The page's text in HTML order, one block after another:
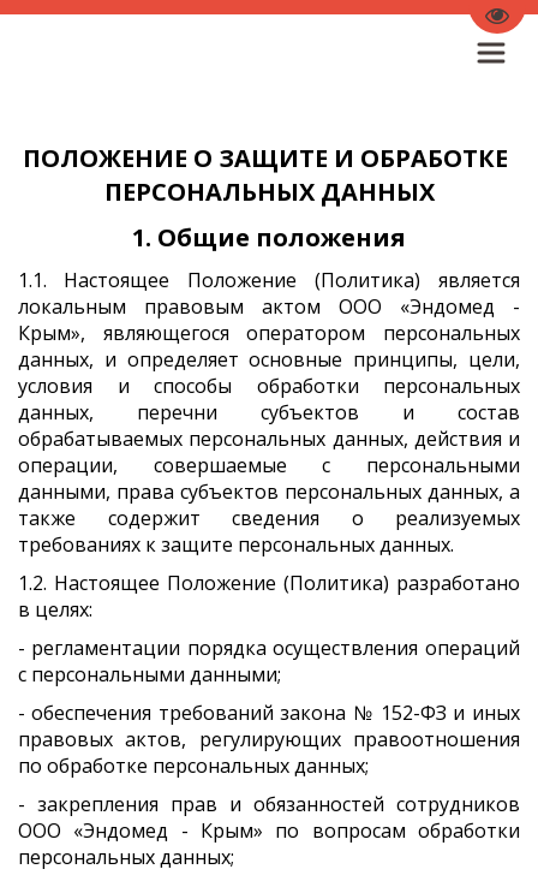
ПОЛОЖЕНИЕ О ЗАЩИТЕ И ОБРАБОТКЕ
ПЕРСОНАЛЬНЫХ ДАННЫХ
1. Общие положения
1.1. Настоящее Положение (Политика) является
локальным правовым актом ООО «Эндомед -
Крым», являющегося оператором персональных
данных, и определяет основные принципы, цели,
условия и способы обработки персональных
данных, перечни субъектов и состав
обрабатываемых персональных данных, действия и
операции, совершаемые с персональными
данными, права субъектов персональных данных, а
также содержит сведения о реализуемых
требованиях к защите персональных данных.
1.2. Настоящее Положение (Политика) разработано
в целях:
- регламентации порядка осуществления операций
с персональными данными;
- обеспечения требований закона № 152-ФЗ и иных
правовых актов, регулирующих правоотношения
по обработке персональных данных;
- закрепления прав и обязанностей сотрудников
ООО «Эндомед - Крым» по вопросам обработки
персональных данных;